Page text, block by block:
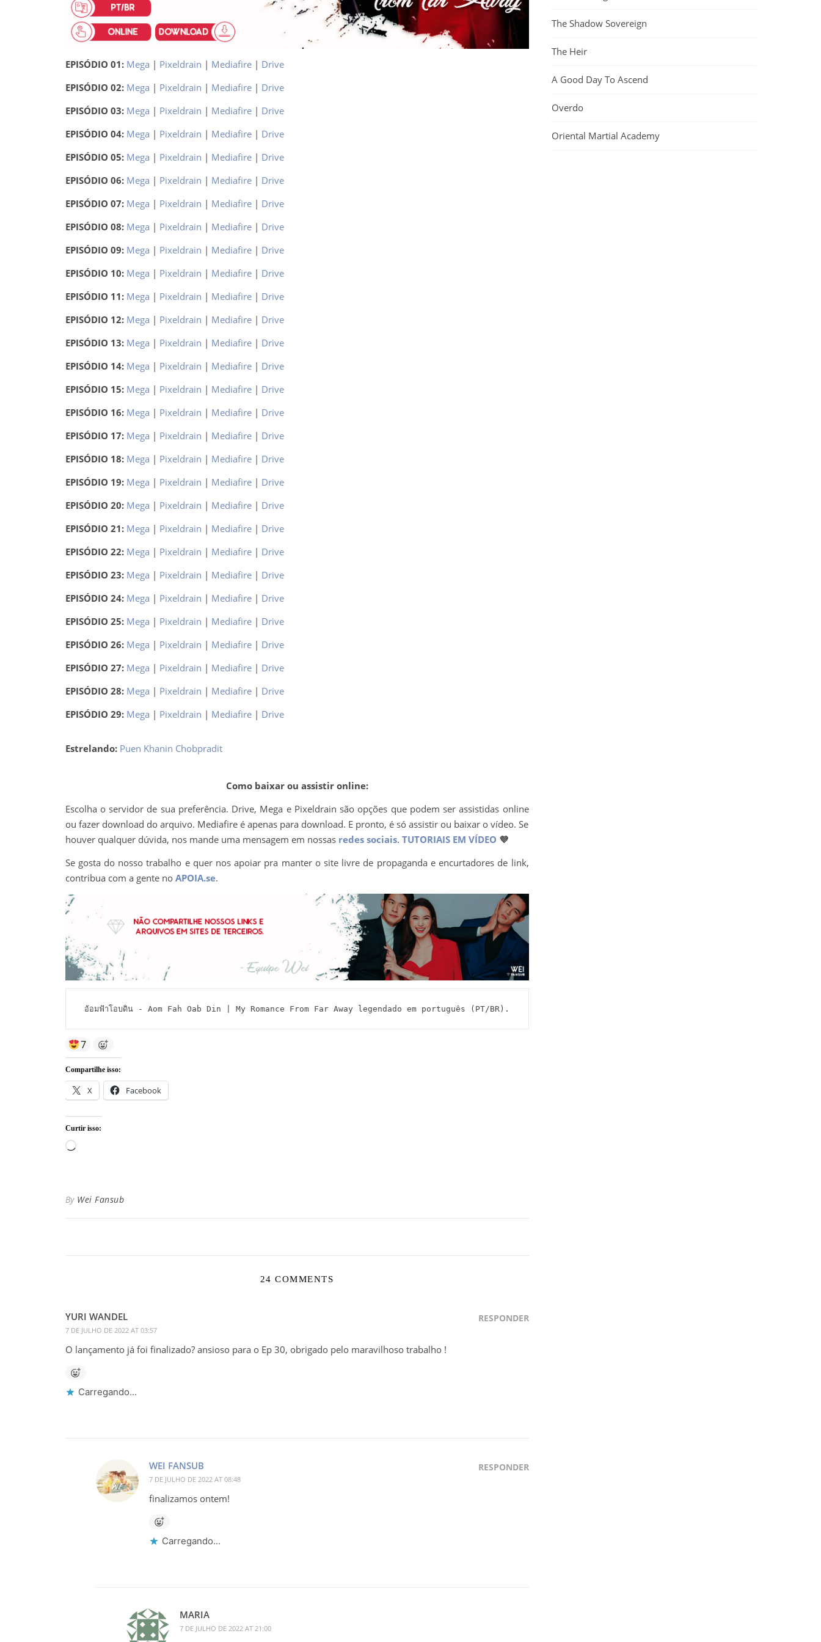
EPISÓDIO 01: Mega | Pixeldrain | Mediafire| Drive
EPISÓDIO 02: Mega | Pixeldrain | Mediafire| Drive
EPISÓDIO 03: Mega | Pixeldrain | Mediafire| Drive
EPISÓDIO 04: Mega | Pixeldrain | Mediafire| Drive
EPISÓDIO 05: Mega | Pixeldrain | Mediafire| Drive
EPISÓDIO 06: Mega | Pixeldrain | Mediafire| Drive
EPISÓDIO 07: Mega | Pixeldrain | Mediafire| Drive
EPISÓDIO 08: Mega | Pixeldrain | Mediafire| Drive
EPISÓDIO 09: Mega | Pixeldrain | Mediafire| Drive
EPISÓDIO 10: Mega | Pixeldrain | Mediafire| Drive
EPISÓDIO 11: Mega | Pixeldrain | Mediafire| Drive
EPISÓDIO 12: Mega | Pixeldrain | Mediafire| Drive
EPISÓDIO 13: Mega | Pixeldrain | Mediafire| Drive
EPISÓDIO 14: Mega | Pixeldrain | Mediafire| Drive
EPISÓDIO 15: Mega | Pixeldrain | Mediafire| Drive
EPISÓDIO 16: Mega | Pixeldrain | Mediafire| Drive
EPISÓDIO 17: Mega | Pixeldrain | Mediafire| Drive
EPISÓDIO 18: Mega | Pixeldrain | Mediafire| Drive
EPISÓDIO 19: Mega | Pixeldrain | Mediafire| Drive
EPISÓDIO 20: Mega | Pixeldrain | Mediafire| Drive
EPISÓDIO 21: Mega | Pixeldrain | Mediafire| Drive
EPISÓDIO 22: Mega | Pixeldrain | Mediafire| Drive
EPISÓDIO 23: Mega | Pixeldrain | Mediafire| Drive
EPISÓDIO 24: Mega | Pixeldrain | Mediafire| Drive
EPISÓDIO 25: Mega | Pixeldrain | Mediafire| Drive
EPISÓDIO 26: Mega | Pixeldrain | Mediafire| Drive
EPISÓDIO 27: Mega | Pixeldrain | Mediafire| Drive
EPISÓDIO 28: Mega | Pixeldrain | Mediafire| Drive
EPISÓDIO 29: Mega | Pixeldrain | Mediafire| Drive
Estrelando: Puen Khanin Chobpradit
Como baixar ou assistir online:
Escolha o servidor de sua preferência. Drive, Mega e Pixeldrain são opções que podem ser assistidas online
ou fazer download do arquivo. Mediafire é apenas para download. E pronto, é só assistir ou baixar o vídeo. Se
houver qualquer dúvida, nos mande uma mensagem em nossas redes sociais. TUTORIAIS EM VÍDEO 💜
Se gosta do nosso trabalho e quer nos apoiar pra manter o site livre de propaganda e encurtadores de link,
contribua com a gente no APOIA.se.
อ้อมฟ้าโอบดิน - Aom Fah Oab Din | My Romance From Far Away legendado em português (PT/BR).
7
Compartilhe isso:
X Facebook
Curtir isso:
Carregando...
By Wei Fansub
24 COMMENTS
YURI WANDEL
7 DE JULHO DE 2022 AT 03:57
RESPONDER
O lançamento já foi finalizado? ansioso para o Ep 30, obrigado pelo maravilhoso trabalho !
Carregando...
WEI FANSUB
7 DE JULHO DE 2022 AT 08:48
RESPONDER
finalizamos ontem!
Carregando...
MARIA
7 DE JULHO DE 2022 AT 21:00
The Shadow Sovereign
The Heir
A Good Day To Ascend
Overdo
Oriental Martial Academy